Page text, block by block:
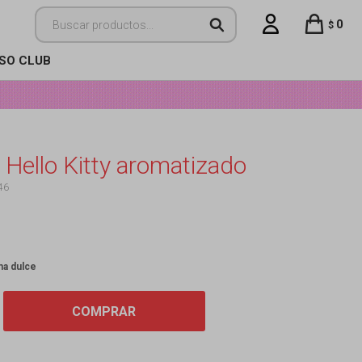
CLUB
$ 0
Hello Kitty aromatizado
dulce
COMPRAR